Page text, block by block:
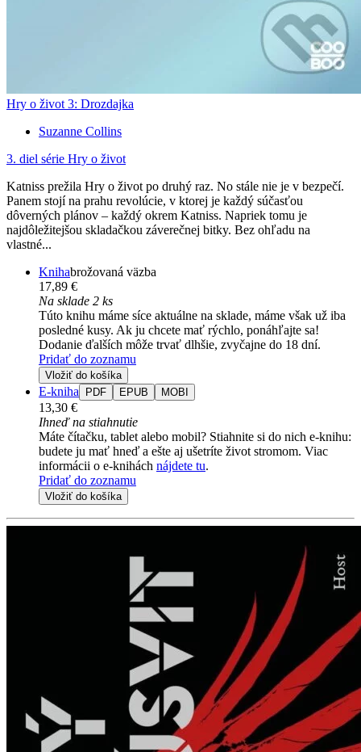
Hry o život 3: Drozdajka
Suzanne Collins
3. diel série Hry o život
Katniss prežila Hry o život po druhý raz. No stále nie je v bezpečí.
Panem stojí na prahu revolúcie, v ktorej je každý súčasťou
dôverných plánov – každý okrem Katniss. Napriek tomu je
najdôležitejšou skladačkou záverečnej bitky. Bez ohľadu na
vlastné...
Knihabrožovaná väzba
17,89 €
Na sklade 2 ks
Túto knihu máme síce aktuálne na sklade, máme však už iba
posledné kusy. Ak ju chcete mať rýchlo, ponáhľajte sa!
Dodanie ďalších môže trvať dlhšie, zvyčajne do 18 dní.
Pridať do zoznamu
Vložiť do košíka
E-kniha PDF EPUB MOBI
13,30 €
Ihneď na stiahnutie
Máte čítačku, tablet alebo mobil? Stiahnite si do nich e-knihu:
budete ju mať hneď a ešte aj ušetríte život stromom. Viac
informácii o e-knihách nájdete tu.
Pridať do zoznamu
Vložiť do košíka